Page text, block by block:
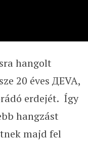
hangolt
20 éves ДEVA,
erdejét. Így
hangzást
majd fel